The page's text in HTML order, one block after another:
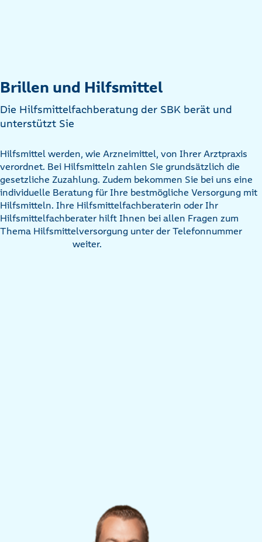
Brillen und Hilfsmittel
Die Hilfsmittelfachberatung der SBK berät und
unterstützt Sie
Hilfsmittel werden, wie Arzneimittel, von Ihrer Arztpraxis
verordnet. Bei Hilfsmitteln zahlen Sie grundsätzlich die
gesetzliche Zuzahlung. Zudem bekommen Sie bei uns eine
individuelle Beratung für Ihre bestmögliche Versorgung mit
Hilfsmitteln. Ihre Hilfsmittelfachberaterin oder Ihr
Hilfsmittelfachberater hilft Ihnen bei allen Fragen zum
Thema Hilfsmittelversorgung unter der Telefonnummer
weiter.